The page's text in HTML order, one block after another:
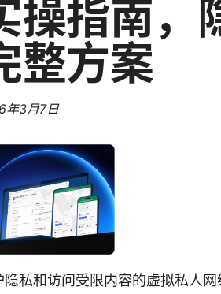
操指南，
整方案
年3月7日
私和访问受限内容的虚拟私人